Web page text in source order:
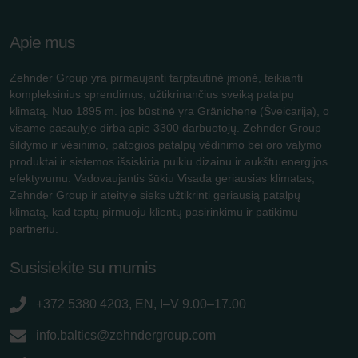
Apie mus
Zehnder Group yra pirmaujanti tarptautinė įmonė, teikianti
kompleksinius sprendimus, užtikrinančius sveiką patalpų
klimatą. Nuo 1895 m. jos būstinė yra Gränichene (Šveicarija), o
visame pasaulyje dirba apie 3300 darbuotojų. Zehnder Group
šildymo ir vėsinimo, patogios patalpų vėdinimo bei oro valymo
produktai ir sistemos išsiskiria puikiu dizainu ir aukštu energijos
efektyvumu. Vadovaujantis šūkiu Visada geriausias klimatas,
Zehnder Group ir ateityje sieks užtikrinti geriausią patalpų
klimatą, kad taptų pirmuoju klientų pasirinkimu ir patikimu
partneriu.
Susisiekite su mumis
+372 5380 4203, EN, I–V 9.00–17.00
info.baltics@zehndergroup.com